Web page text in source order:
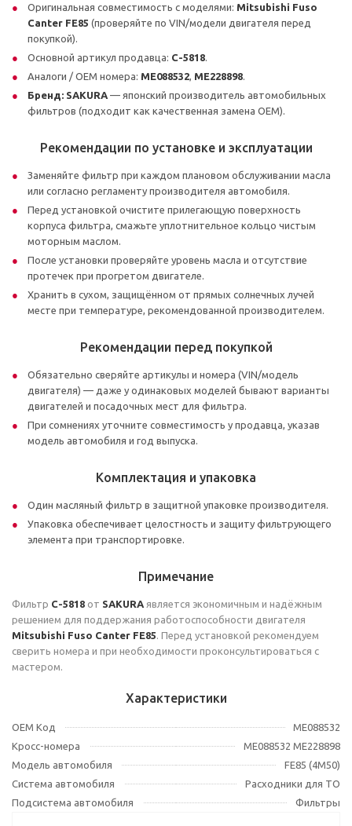
Оригинальная совместимость с моделями: Mitsubishi Fuso
Canter FE85 (проверяйте по VIN/модели двигателя перед
покупкой).
Основной артикул продавца: C-5818
Аналоги / OEM номера: ME088532 ME228898
Бренд: SAKURA — японский производитель автомобильных
фильтров (подходит как качественная замена OEM).
Рекомендации по установке и эксплуатации
Заменяйте фильтр при каждом плановом обслуживании масла
или согласно регламенту производителя автомобиля.
Перед установкой очистите прилегающую поверхность
корпуса фильтра, смажьте уплотнительное кольцо чистым
моторным маслом.
После установки проверяйте уровень масла и отсутствие
протечек при прогретом двигателе.
Хранить в сухом, защищённом от прямых солнечных лучей
месте при температуре, рекомендованной производителем.
Рекомендации перед покупкой
Обязательно сверяйте артикулы и номера (VIN/модель
двигателя) — даже у одинаковых моделей бывают варианты
двигателей и посадочных мест для фильтра.
При сомнениях уточните совместимость у продавца, указав
модель автомобиля и год выпуска.
Комплектация и упаковка
Один масляный фильтр в защитной упаковке производителя.
Упаковка обеспечивает целостность и защиту фильтрующего
элемента при транспортировке.
Примечание
Фильтр C-5818 от SAKURA является экономичным и надёжным
решением для поддержания работоспособности двигателя
Mitsubishi Fuso Canter FE85 . Перед установкой рекомендуем
сверить номера и при необходимости проконсультироваться с
мастером.
Характеристики
OEM Код
ME088532
Кросс-номера
ME088532 ME228898
Модель автомобиля
FE85 (4M50)
Система автомобиля
Расходники для ТО
Подсистема автомобиля
Фильтры